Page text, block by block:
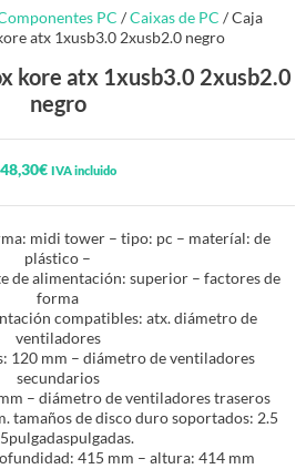
PC /Caixas de PC / Caja
atx 1xusb3.0 2xusb2.0 negro
kore atx 1xusb3.0 2xusb2.0
negro
48,30€ IVA incluido
midi tower – tipo: pc – materíal: de
plástico –
de alimentación: superior – factores de
forma
compatibles: atx. diámetro de
ventiladores
120 mm – diámetro de ventiladores
secundarios
– diámetro de ventiladores traseros
tamaños de disco duro soportados: 2.5
415 mm – altura: 414 mm